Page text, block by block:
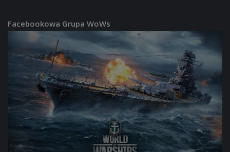
Facebookowa Grupa WoWs